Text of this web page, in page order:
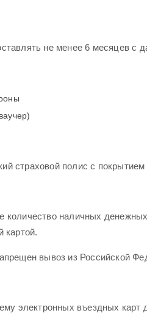
не менее 6 месяцев с
страховой полис с
количество наличных
картой.
вывоз из Российской
электронных въездных